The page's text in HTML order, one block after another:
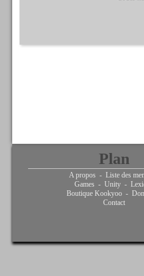
Plan
A propos - Liste des
Games - Unity -
Boutique Kookyoo -
Contact